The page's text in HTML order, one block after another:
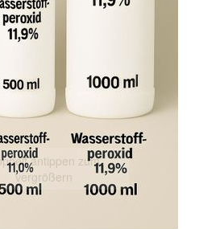
antippen zum
vergrößern